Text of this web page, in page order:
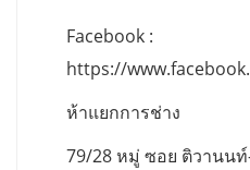
Facebook :
https://
ห้าแยกการช่าง
79/28 หมู่ ซอย ติวานน